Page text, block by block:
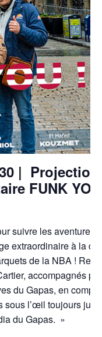
|
FUNK
suivre les aventures
extraordinaire à la
de la NBA !
accompagnés
du Gapas, en
sous l’œil toujours
du Gapas. »